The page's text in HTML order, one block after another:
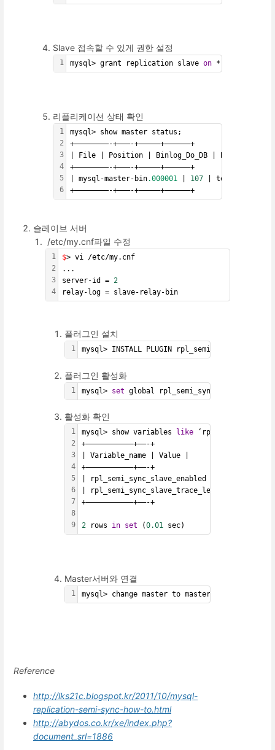
Slave 접속할 수 있게 권한 설정
1 mysql> grant replication slave on *.* to
리플리케이션 상태 확인
1
2
3
4
5
6
mysql> show master status;
+————————-+———-+————–+——————+
| File | Position | Binlog_Do_DB |
+————————-+———-+————–+——————+
| mysql-master-bin.000001 107 | test1234 | |
+————————-+———-+————–+——————+
슬레이브 서버
/etc/my.cnf파일 수정
1
2
3
4
$> vi /etc/my.cnf
...
server-id = 2
relay-log = slave-relay-bin
플러그인 설치
1 mysql> INSTALL PLUGIN rpl_semi_sync_slave
플러그인 활성화
1 mysql> set global
활성화 확인
1
2
3
4
5
6
7
8
9
mysql> show variables like ‘rpl_semi_sync%’;
+———————————+——-+
| Variable_name | Value |
+———————————+——-+
| rpl_semi_sync_slave_enabled |
| rpl_semi_sync_slave_trace_level |
+———————————+——-+
2 rows in set (0.01 sec)
Master서버와 연결
1 mysql> change master to master_host=
Reference
http://lks21c.blogspot.kr/2011/10/mysql-
replication-semi-sync-how-to.html
http://abydos.co.kr/xe/index.php?
document_srl=1886